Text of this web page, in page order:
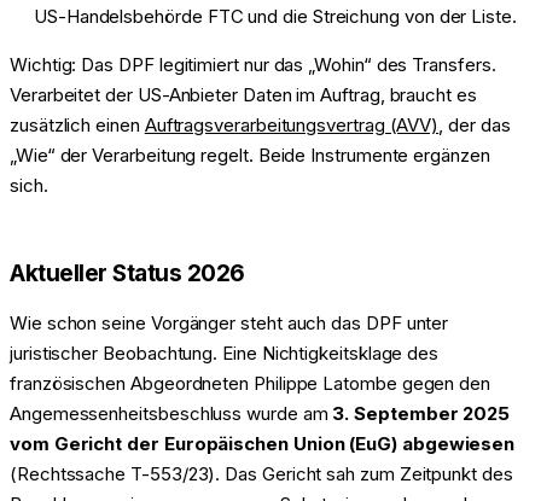
US-Handelsbehörde FTC und die Streichung von der Liste.
Wichtig: Das DPF legitimiert nur das „Wohin“ des Transfers.
Verarbeitet der US-Anbieter Daten im Auftrag, braucht es
zusätzlich einen Auftragsverarbeitungsvertrag (AVV), der das
„Wie“ der Verarbeitung regelt. Beide Instrumente ergänzen
sich.
Aktueller Status 2026
Wie schon seine Vorgänger steht auch das DPF unter
juristischer Beobachtung. Eine Nichtigkeitsklage des
französischen Abgeordneten Philippe Latombe gegen den
Angemessenheitsbeschluss wurde am 3. September 2025
vom Gericht der Europäischen Union (EuG) abgewiesen
(Rechtssache T-553/23). Das Gericht sah zum Zeitpunkt des